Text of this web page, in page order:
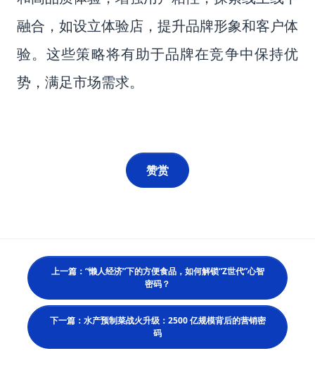
融合，如设立体验店，提升品牌形象和客户体
验。这些策略将有助于品牌在竞争中保持优
势，满足市场需求。
赞赏
上一篇：“懒人经济”下的方便食品，如何解锁“Z世代”心智
密码？
下一篇：水产预制菜战火升级：2500 亿规模背后的营销密
码